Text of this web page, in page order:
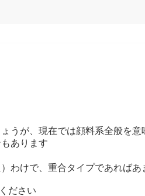
うが、現在では顔料系全般を意
あります
わけで、重合タイプであれば
ださい